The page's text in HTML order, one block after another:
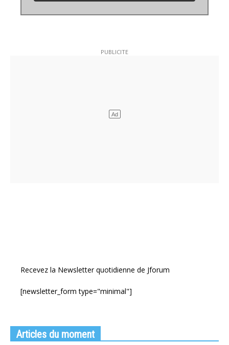
Recevez la Newsletter quotidienne de Jforum
[newsletter_form type="minimal"]
Articles du moment